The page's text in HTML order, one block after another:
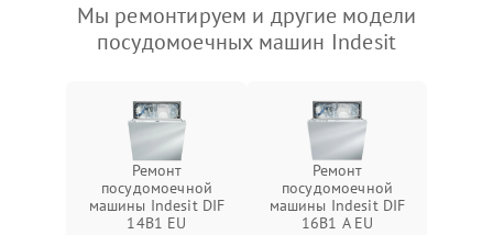
Мы ремонтируем и другие модели
посудомоечных машин Indesit
Ремонт
посудомоечной
машины Indesit DIF
14B1 EU
Ремонт
посудомоечной
машины Indesit DIF
16B1 A EU